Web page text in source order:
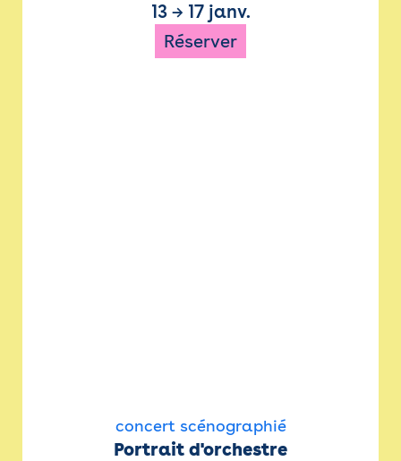
13→ 17 janv.
Réserver
concert scénographié
Portrait d'orchestre